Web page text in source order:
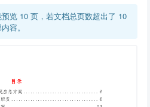
览 10 页，若文档总页数超出了 10
容。